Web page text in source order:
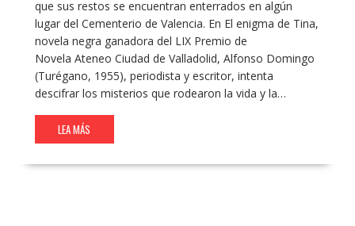
que sus restos se encuentran enterrados en algún
lugar del Cementerio de Valencia. En El enigma de Tina,
novela negra ganadora del LIX Premio de
Novela Ateneo Ciudad de Valladolid, Alfonso Domingo
(Turégano, 1955), periodista y escritor, intenta
descifrar los misterios que rodearon la vida y la…
LEA MÁS